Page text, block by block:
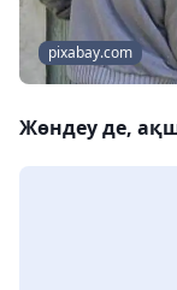
pixabay.com
Жөндеу де,